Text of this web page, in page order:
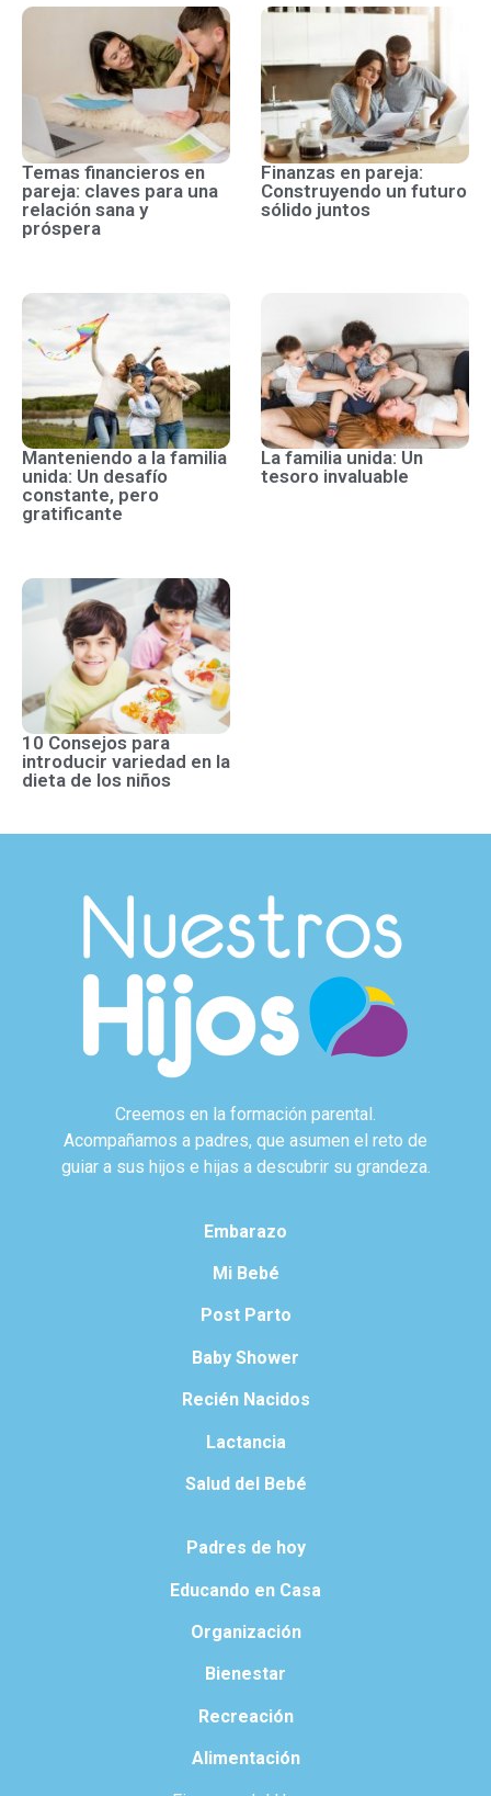
Temas financieros en
pareja: claves para una
relación sana y
próspera
Finanzas en pareja:
Construyendo un futuro
sólido juntos
Manteniendo a la familia
unida: Un desafío
constante, pero
gratificante
La familia unida: Un
tesoro invaluable
10 Consejos para
introducir variedad en la
dieta de los niños
Creemos en la formación parental.
Acompañamos a padres, que asumen el reto de
guiar a sus hijos e hijas a descubrir su grandeza.
Embarazo
Mi Bebé
Post Parto
Baby Shower
Recién Nacidos
Lactancia
Salud del Bebé
Padres de hoy
Educando en Casa
Organización
Bienestar
Recreación
Alimentación